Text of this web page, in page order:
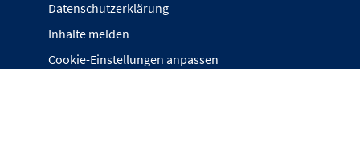
Datenschutzerklärung
Inhalte melden
Cookie-Einstellungen anpassen